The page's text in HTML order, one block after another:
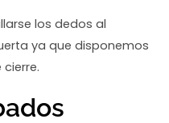
los dedos al
ya que disponemos